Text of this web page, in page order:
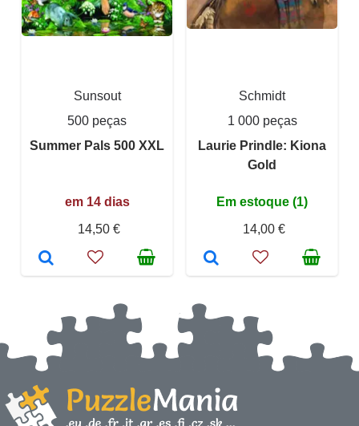
Sunsout
500 peças
Summer Pals 500 XXL
em 14 dias
14,50 €
Schmidt
1 000 peças
Laurie Prindle: Kiona
Gold
Em estoque (1)
14,00 €